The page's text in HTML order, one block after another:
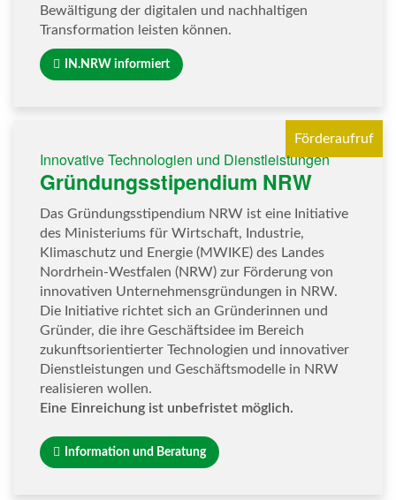
Bewältigung der digitalen und nachhaltigen
Transformation leisten können.
IN.NRW informiert
Förderaufruf
Innovative Technologien und Dienstleistungen
Gründungsstipendium NRW
Das Gründungsstipendium NRW ist eine Initiative
des Ministeriums für Wirtschaft, Industrie,
Klimaschutz und Energie (MWIKE) des Landes
Nordrhein-Westfalen (NRW) zur Förderung von
innovativen Unternehmensgründungen in NRW.
Die Initiative richtet sich an Gründerinnen und
Gründer, die ihre Geschäftsidee im Bereich
zukunftsorientierter Technologien und innovativer
Dienstleistungen und Geschäftsmodelle in NRW
realisieren wollen.
Eine Einreichung ist unbefristet möglich.
Information und Beratung